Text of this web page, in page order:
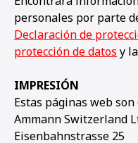
personales por parte
Declaración de
protección de datos y
IMPRESIÓN
Estas páginas web
Ammann Switzerland
Eisenbahnstrasse 25